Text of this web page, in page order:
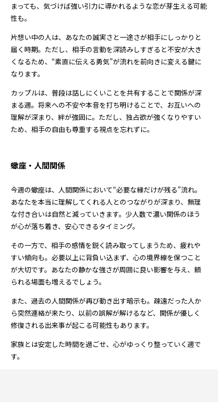
まっても、気づけば強い引力に導かれるような恋が芽生える可能
性も。
片想い中の人は、あなたの誠実さと一途さが相手にしっかりと
届く時期。ただし、相手の言動を深読みしすぎると不安が大き
くなるため、“素直に伝える勇気”が流れを前向きに変える鍵に
なります。
カップルは、普段は話しにくいことを共有することで関係が深
まる週。将来への不安や本音を打ち明けることで、お互いへの
理解が深まり、絆が強固に。ただし、独占欲が強くなりやすい
ため、相手の自由も尊重する視点を忘れずに。
蠍座・人間関係
今週の蠍座は、人間関係において“必要な縁だけが残る”流れ。
あなたを本当に理解してくれる人とのつながりが深まり、無理
な付き合いは自然と減っていきます。少人数で濃い関係のほう
が心が落ち着き、安心できるタイミング。
その一方で、相手の感情を鋭く読み取ってしまうため、疲れや
すい傾向も。必要以上に背負い込まず、心の境界線を保つこと
が大切です。あなたの静かな強さが周囲に良い影響を与え、頼
られる場面も増えるでしょう。
また、過去の人間関係が再び動き出す暗示も。疎遠だった人か
ら突然連絡が来たり、以前の誤解が解けるなど、関係が優しく
修復される出来事が起こる可能性もあります。
家族とは安定した時間を過ごせ、心がゆっくり整っていく週で
す。